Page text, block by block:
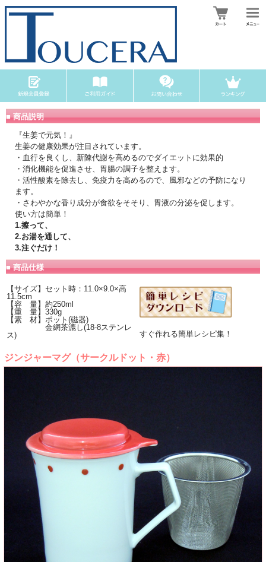
■ 商品説明
『生姜で元気！』
生姜の健康効果が注目されています。
・血行を良くし、新陳代謝を高めるのでダイエットに効果的
・消化機能を促進させ、胃腸の調子を整えます。
・活性酸素を除去し、免疫力を高めるので、風邪などの予防になり
ます。
・さわやかな香り成分が食欲をそそり、胃液の分泌を促します。
使い方は簡単！
1.擦って、
2.お湯を通して、
3.注ぐだけ！
■ 商品仕様
【サイズ】セット時：11.0×9.0×高
11.5cm
【容 量】約250ml
【重 量】330g
【素 材】ポット(磁器)
金網茶漉し(18-8ステンレ
ス)
すぐ作れる簡単レシピ集！
ジンジャーマグ（サークルドット・赤）